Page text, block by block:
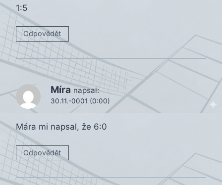
1:5
Odpovědět
Míra napsal:
30.11.-0001 (0:00)
Mára mi napsal, že 6:0
Odpovědět